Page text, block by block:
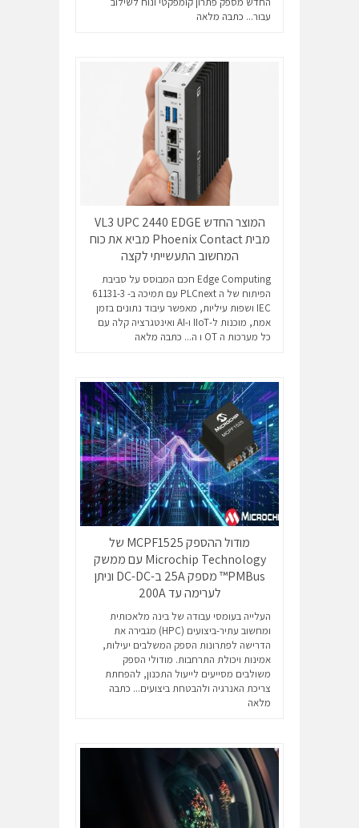
עבור... כתבה מלאה
המוצר החדש VL3 UPC 2440 EDGE
מבית Phoenix Contact מביא את כוח
המחשוב התעשייתי לקצה
Edge Computing חכם המבוסס על סביבת
הפיתוח של ה PLCnext עם תמיכה ב- 61131-3
IEC ושפות עיליות, מאפשר עיבוד נתונים בזמן
אמת, מוכנות ל-IIoT ו-AI ואינטגרציה קלה עם
כל מערכות ה OT ו ה...
כתבה מלאה
מודול ההספק MCPF1525 של
Microchip Technology עם ממשק
PMBus™ מספק 25A ב-DC-DC וניתן
לערימה עד 200A
העלייה בעומסי עבודה של בינה מלאכותית
ומחשוב עתיר-ביצועים (HPC) מגבירה את
הדרישה לפתרונות הספק המשלבים יעילות,
אמינות ויכולת התרחבות. מודולי הספק
משולבים מסייעים לייעול התכנון, להפחתת
צריכת האנרגיה ולהבטחת ביצועים... כתבה
מלאה